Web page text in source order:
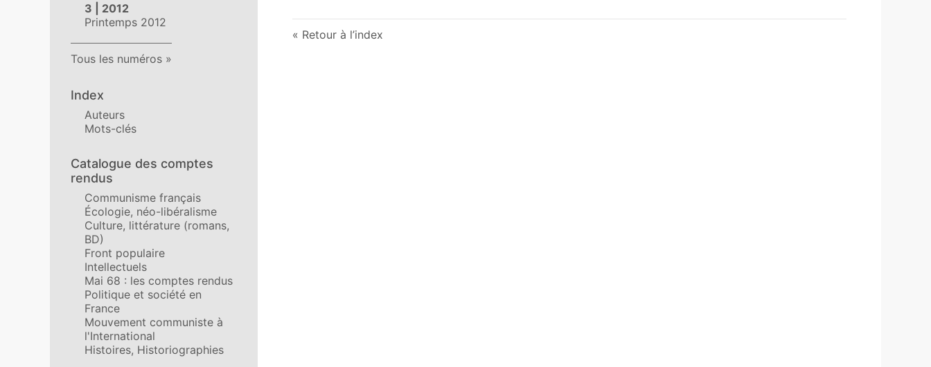
3 | 2012
Printemps 2012
Tous les numéros
Index
Auteurs
Mots-clés
Catalogue des comptes
rendus
Communisme français
Écologie, néo-libéralisme
Culture, littérature (romans,
BD)
Front populaire
Intellectuels
Mai 68 : les comptes rendus
Politique et société en
France
Mouvement communiste à
l'International
Histoires, Historiographies
Retour à l’index